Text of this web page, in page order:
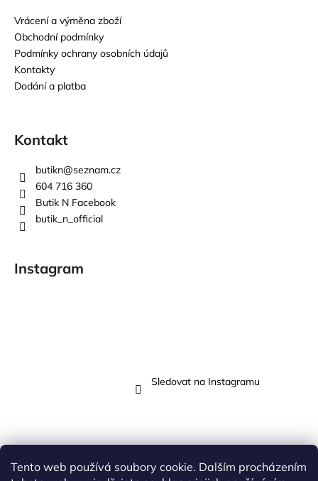
Tento web používá soubory cookie. Dalším procházením
Vrácení a výměna zboží
Obchodní podmínky
Podmínky ochrany osobních údajů
Kontakty
Dodání a platba
Kontakt
butikn@seznam.cz
604 716 360
Butik N Facebook
butik_n_official
Instagram
Sledovat na Instagramu
Přijímáme online platby